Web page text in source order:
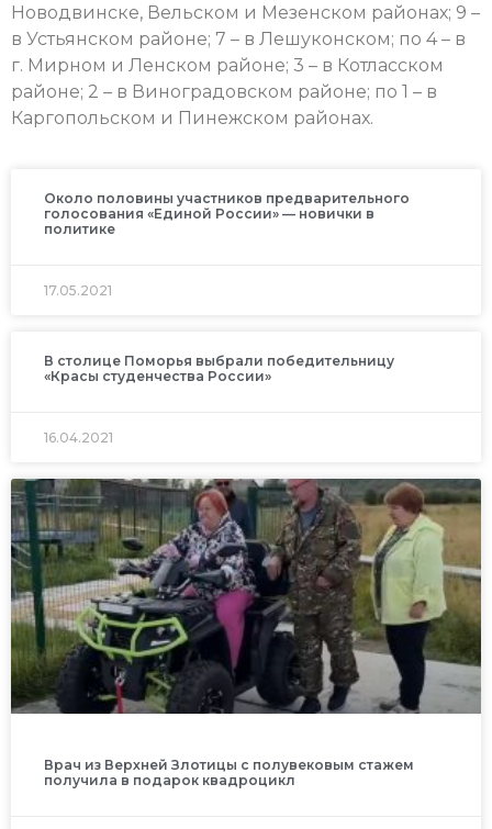
Новодвинске, Вельском и Мезенском районах; 9 –
в Устьянском районе; 7 – в Лешуконском; по 4 – в
г. Мирном и Ленском районе; 3 – в Котласском
районе; 2 – в Виноградовском районе; по 1 – в
Каргопольском и Пинежском районах.
Около половины участников предварительного
голосования «Единой России» — новички в
политике
17.05.2021
В столице Поморья выбрали победительницу
«Красы студенчества России»
16.04.2021
Врач из Верхней Злотицы с полувековым стажем
получила в подарок квадроцикл